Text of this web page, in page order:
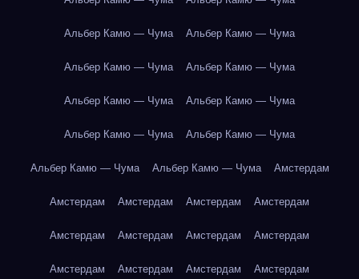
Альбер Камю — Чума Альбер Камю — Чума
Альбер Камю — Чума Альбер Камю — Чума
Альбер Камю — Чума Альбер Камю — Чума
Альбер Камю — Чума Альбер Камю — Чума
Альбер Камю — Чума Альбер Камю — Чума Амстердам
Амстердам Амстердам Амстердам Амстердам
Амстердам Амстердам Амстердам Амстердам
Амстердам Амстердам Амстердам Амстердам